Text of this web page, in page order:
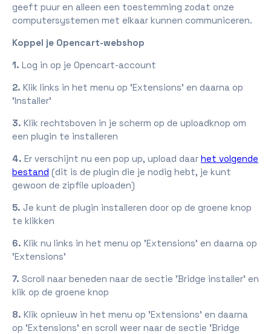
geeft puur en alleen een toestemming zodat onze
computersystemen met elkaar kunnen communiceren.
Koppel je Opencart-webshop
1. Log in op je Opencart-account
2. Klik links in het menu op 'Extensions' en daarna op
'Installer'
3. Klik rechtsboven in je scherm op de uploadknop om
een plugin te installeren
4. Er verschijnt nu een pop up, upload daar het volgende
bestand (dit is de plugin die je nodig hebt, je kunt
gewoon de zipfile uploaden)
5. Je kunt de plugin installeren door op de groene knop
te klikken
6. Klik nu links in het menu op 'Extensions' en daarna op
'Extensions'
7. Scroll naar beneden naar de sectie 'Bridge installer' en
klik op de groene knop
8. Klik opnieuw in het menu op 'Extensions' en daarna
op 'Extensions' en scroll weer naar de sectie 'Bridge